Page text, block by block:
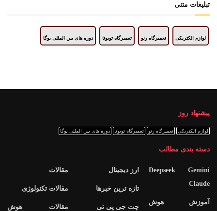
تبلیغات متنی
لوازم الکتریکی تعمیرگاه رنو تعمیرگاه تویوتا دوره های بین المللی یوگا
پیشنهاد روز
لوازم الکتریکی تعمیرگاه رنو تعمیرگاه تویوتا دوره های بین المللی یوگا
دسته بندی مطالب
Deepseek Gemini
Claude
آموزش هوش
ارز دیجیتال
تازه ترین خبرها
چت جی پی تی
مقالات
مقالات تکنولوژی
مقالات هوش